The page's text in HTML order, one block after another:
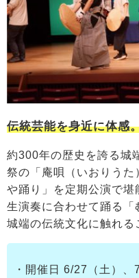
伝統芸能を身近に体感
約300年の歴史を誇る城
祭の「庵唄（いおりう
や踊り」を定期公演で堪
生演奏に合わせて踊る「
城端の伝統文化に触れる
・開催日 6/27（土）